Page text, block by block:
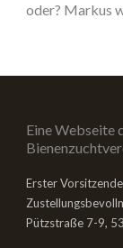
oder? Markus
Eine Webseite
Erster
Pützstraße 7-9,